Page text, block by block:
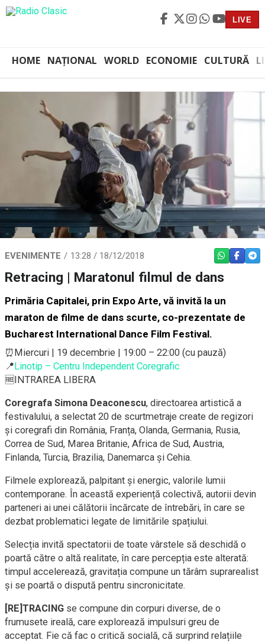
LIVE
HOME NAȚIONAL WORLD ECONOMIE CULTURĂ
EVENIMENTE 13:28 / 18/12/2018 WHATSAPP
Retracing | Maratonul filmul de dans
Primăria Capitalei, prin Expo Arte, vă invită la un
maraton de filme de dans scurte, co-prezentate de
Bucharest International Dance Film Festival.
⏰Miercuri | 19 decembrie | 19:00 – 22:00 (cu pauză)
📍 Linotip – Centru Independent Coregrafic
🆓INTRAREA LIBERA
Coregrafa Simona Deaconescu, directoarea artistică a
festivalului, a selectat 20 de scurtmetraje create de regizori
și coregrafi din România, Franța, Olanda, Germania, Rusia,
Correa de Sud, Marea Britanie, Africa de Sud, Austria,
Finlanda, Turcia, Brazilia, Danemarca și Cehia.
Filmele explorează, palpitant și energic, valorile lumii
contemporane. În această experiență colectivă, autorii devin
parteneri ai unei călătorii încărcate de întrebări, în care se
dezbat problematici legate de limitările spațiului.
Selecția invită spectatorii de toate vârstele să deschidă o
poartă către o altă realitate, în care percepția este alterată:
timpul accelerează, gravitația compune un tărâm suprarealist
și se poartă o dispută pentru sincronicitate.
[RE]TRACING se compune din corpuri diverse, de o
frumusete ireală, care explorează impulsuri greu de
acceptat. Fie că fac o critică socială, că surprind relațiile